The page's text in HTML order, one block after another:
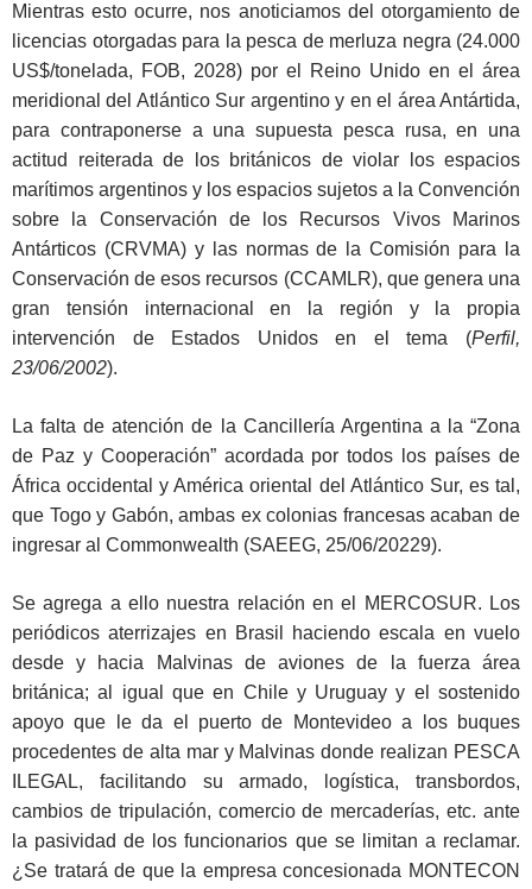
Mientras esto ocurre, nos anoticiamos del otorgamiento de
licencias otorgadas para la pesca de merluza negra (24.000
US$/tonelada, FOB, 2028) por el Reino Unido en el área
meridional del Atlántico Sur argentino y en el área Antártida,
para contraponerse a una supuesta pesca rusa, en una
actitud reiterada de los británicos de violar los espacios
marítimos argentinos y los espacios sujetos a la Convención
sobre la Conservación de los Recursos Vivos Marinos
Antárticos (CRVMA) y las normas de la Comisión para la
Conservación de esos recursos (CCAMLR), que genera una
gran tensión internacional en la región y la propia
intervención de Estados Unidos en el tema (Perfil,
23/06/2002).
La falta de atención de la Cancillería Argentina a la “Zona
de Paz y Cooperación” acordada por todos los países de
África occidental y América oriental del Atlántico Sur, es tal,
que Togo y Gabón, ambas ex colonias francesas acaban de
ingresar al Commonwealth (SAEEG, 25/06/20229).
Se agrega a ello nuestra relación en el MERCOSUR. Los
periódicos aterrizajes en Brasil haciendo escala en vuelo
desde y hacia Malvinas de aviones de la fuerza área
británica; al igual que en Chile y Uruguay y el sostenido
apoyo que le da el puerto de Montevideo a los buques
procedentes de alta mar y Malvinas donde realizan PESCA
ILEGAL, facilitando su armado, logística, transbordos,
cambios de tripulación, comercio de mercaderías, etc. ante
la pasividad de los funcionarios que se limitan a reclamar.
¿Se tratará de que la empresa concesionada MONTECON